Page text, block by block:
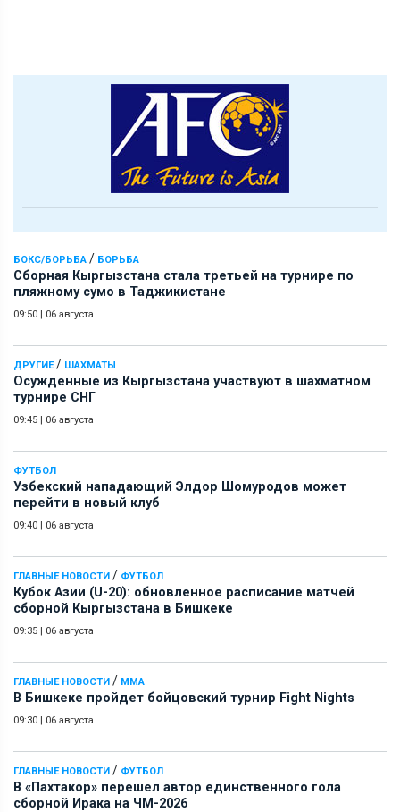
БОКС/БОРЬБА / БОРЬБА
Сборная Кыргызстана стала третьей на турнире по
пляжному сумо в Таджикистане
09:50 | 06 августа
ДРУГИЕ/ ШАХМАТЫ
Осужденные из Кыргызстана участвуют в шахматном
турнире СНГ
09:45 | 06 августа
ФУТБОЛ
Узбекский нападающий Элдор Шомуродов может
перейти в новый клуб
09:40 | 06 августа
ГЛАВНЫЕ НОВОСТИ / ФУТБОЛ
Кубок Азии (U-20): обновленное расписание матчей
сборной Кыргызстана в Бишкеке
09:35 | 06 августа
ГЛАВНЫЕ НОВОСТИ / ММА
В Бишкеке пройдет бойцовский турнир Fight Nights
09:30 | 06 августа
ГЛАВНЫЕ НОВОСТИ / ФУТБОЛ
В «Пахтакор» перешел автор единственного гола
сборной Ирака на ЧМ-2026